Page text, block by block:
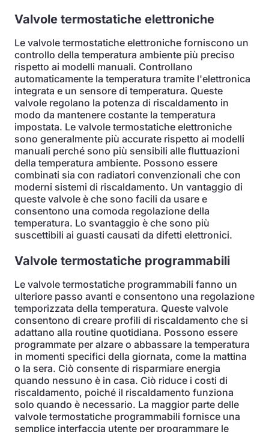
Valvole termostatiche elettroniche
Le valvole termostatiche elettroniche forniscono un
controllo della temperatura ambiente più preciso
rispetto ai modelli manuali. Controllano
automaticamente la temperatura tramite l'elettronica
integrata e un sensore di temperatura. Queste
valvole regolano la potenza di riscaldamento in
modo da mantenere costante la temperatura
impostata. Le valvole termostatiche elettroniche
sono generalmente più accurate rispetto ai modelli
manuali perché sono più sensibili alle fluttuazioni
della temperatura ambiente. Possono essere
combinati sia con radiatori convenzionali che con
moderni sistemi di riscaldamento. Un vantaggio di
queste valvole è che sono facili da usare e
consentono una comoda regolazione della
temperatura. Lo svantaggio è che sono più
suscettibili ai guasti causati da difetti elettronici.
Valvole termostatiche programmabili
Le valvole termostatiche programmabili fanno un
ulteriore passo avanti e consentono una regolazione
temporizzata della temperatura. Queste valvole
consentono di creare profili di riscaldamento che si
adattano alla routine quotidiana. Possono essere
programmate per alzare o abbassare la temperatura
in momenti specifici della giornata, come la mattina
o la sera. Ciò consente di risparmiare energia
quando nessuno è in casa. Ciò riduce i costi di
riscaldamento, poiché il riscaldamento funziona
solo quando è necessario. La maggior parte delle
valvole termostatiche programmabili fornisce una
semplice interfaccia utente per programmare le